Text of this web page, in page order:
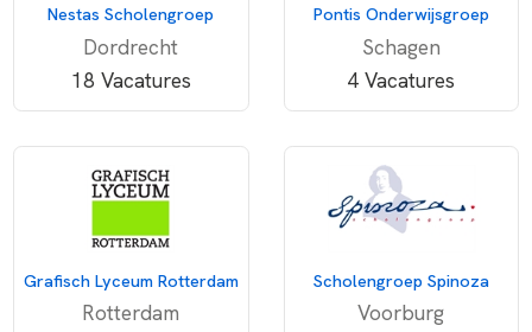
Nestas Scholengroep
Dordrecht
18 Vacatures
Pontis Onderwijsgroep
Schagen
4 Vacatures
Grafisch Lyceum Rotterdam
Rotterdam
Scholengroep Spinoza
Voorburg